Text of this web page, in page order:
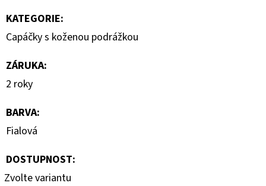
KATEGORIE:
Capáčky s koženou podrážkou
ZÁRUKA:
2 roky
BARVA:
Fialová
DOSTUPNOST:
Zvolte variantu